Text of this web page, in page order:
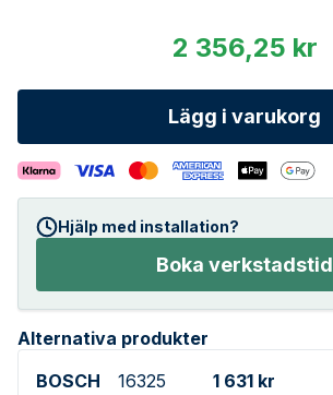
2 356,25 kr
Lägg i varukorg
Hjälp med installation?
Boka verkstadstid
Alternativa produkter
BOSCH
16325
1 631 kr